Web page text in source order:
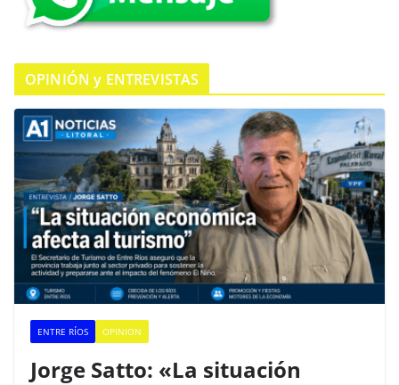
OPINIÓN y ENTREVISTAS
ENTRE RÍOS OPINION
Jorge Satto: «La situación